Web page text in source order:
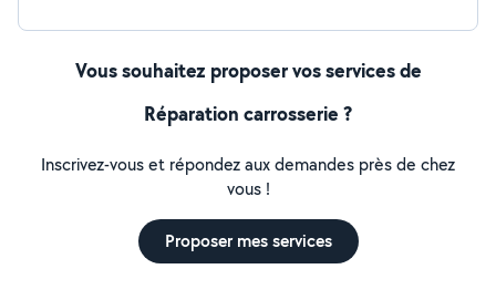
Vous souhaitez proposer vos services de
Réparation carrosserie ?
Inscrivez-vous et répondez aux demandes près de chez
vous !
Proposer mes services